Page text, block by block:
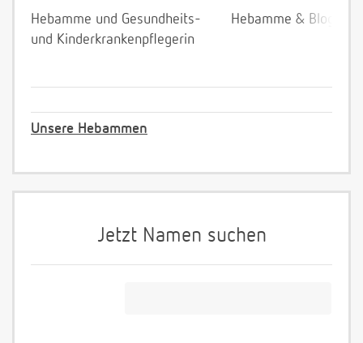
Hebamme und Gesundheits-
und Kinderkrankenpflegerin
Hebamme &
Unsere Hebammen
Jetzt Namen suchen